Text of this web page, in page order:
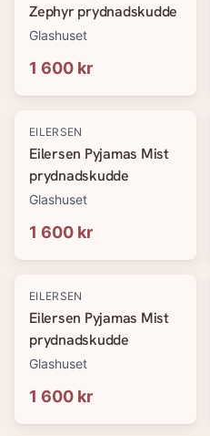
Zephyr prydnadskudde
Glashuset
1 600 kr
EILERSEN
Eilersen Pyjamas Mist
prydnadskudde
Glashuset
1 600 kr
EILERSEN
Eilersen Pyjamas Mist
prydnadskudde
Glashuset
1 600 kr